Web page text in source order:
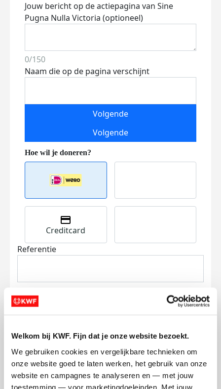
Welkom bij KWF. Fijn dat je onze website bezoekt.
We gebruiken cookies en vergelijkbare technieken om
onze website goed te laten werken, het gebruik van onze
website en campagnes te analyseren en — met jouw
toestemming — voor marketingdoeleinden. Met jouw
Jouw bericht op de actiepagina van Sine
Pugna Nulla Victoria (optioneel)
0/150
Naam die op de pagina verschijnt
Volgende
Volgende
Creditcard
Referentie
Ik wil bijdragen aan de transactiekosten
en betaal €0.75 extra.
Doneer nu